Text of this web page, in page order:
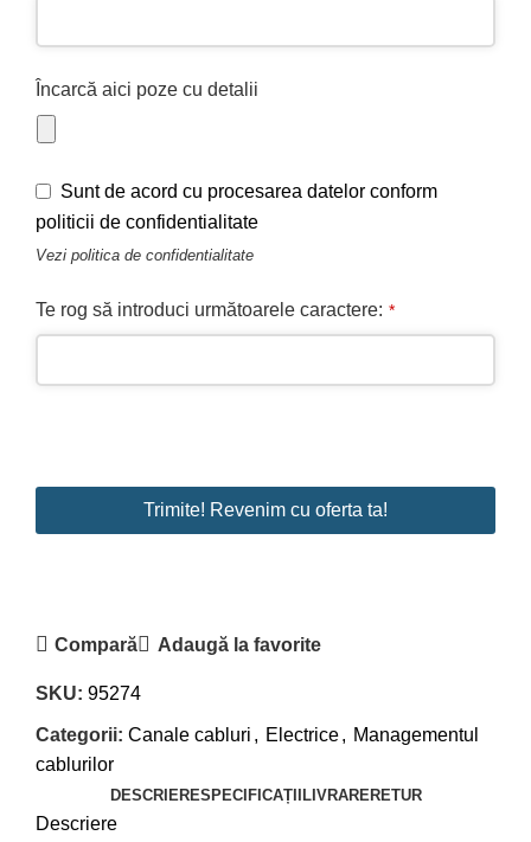
Încarcă aici poze cu detalii
Sunt de acord cu procesarea datelor conform
politicii de confidentialitate
Vezi politica de confidentialitate
Te rog să introduci următoarele caractere: *
Trimite! Revenim cu oferta ta!
Compară Adaugă la favorite
SKU: 95274
Categorii: Canale cabluri , Electrice, Managementul
cablurilor
DESCRIERESPECIFICAȚII LIVRARERETUR
Descriere